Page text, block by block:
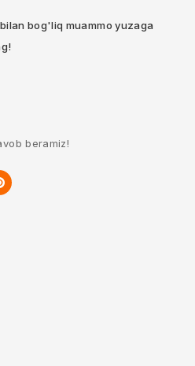
bog'liq muammo yuzaga
beramiz!